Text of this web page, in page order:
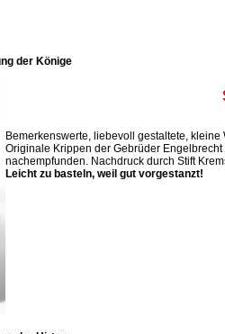
der Könige
Bemerkenswerte, liebevoll gestaltete,
Originale Krippen der Gebrüder
nachempfunden. Nachdruck durch Stift
Leicht zu basteln, weil gut vorgestanzt!